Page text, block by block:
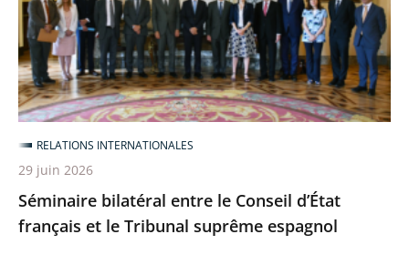
Conseil
d’État
français
et
le
Tribunal
suprême
espagnol
Séminaire bilatéral entre le Conseil d’État
français et le Tribunal suprême espagnol
RELATIONS INTERNATIONALES
29 juin 2026